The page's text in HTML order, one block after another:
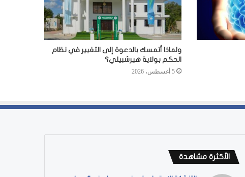
ولماذا أتمسك بالدعوة إلى التغيير في نظام
الحكم بولاية هيرشبيلي؟
5 أغسطس، 2026
الأكثرة مشاهدة